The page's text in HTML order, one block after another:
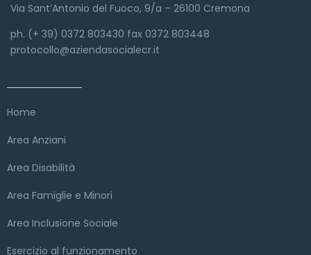
Via Sant’Antonio del Fuoco, 9/a – 26100 Cremona
ph. (+ 39) 0372 803430 fax 0372 803448
protocollo@aziendasocialecr.it
Home
Area Anziani
Area Disabilità
Area Famiglie e Minori
Area Inclusione Sociale
Esercizio al funzionamento